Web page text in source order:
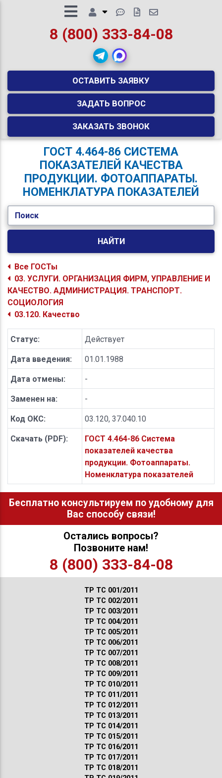
8 (800) 333-84-08
ОСТАВИТЬ ЗАЯВКУ
ЗАДАТЬ ВОПРОС
ЗАКАЗАТЬ ЗВОНОК
ГОСТ 4.464-86 СИСТЕМА
ПОКАЗАТЕЛЕЙ КАЧЕСТВА
ПРОДУКЦИИ. ФОТОАППАРАТЫ.
НОМЕНКЛАТУРА ПОКАЗАТЕЛЕЙ
Поиск
НАЙТИ
Все ГОСТы
03. УСЛУГИ. ОРГАНИЗАЦИЯ ФИРМ, УПРАВЛЕНИЕ И
КАЧЕСТВО. АДМИНИСТРАЦИЯ. ТРАНСПОРТ.
СОЦИОЛОГИЯ
03.120. Качество
Статус: Действует
Дата введения: 01.01.1988
Дата отмены: -
Заменен на: -
Код ОКС: 03.120, 37.040.10
Скачать (PDF):
ГОСТ 4.464-86 Система
показателей качества
продукции. Фотоаппараты.
Номенклатура показателей
Бесплатно консультируем по удобному для
Вас способу связи!
Остались вопросы?
Позвоните нам!
8 (800) 333-84-08
ТР ТС 001/2011
ТР ТС 002/2011
ТР ТС 003/2011
ТР ТС 004/2011
ТР ТС 005/2011
ТР ТС 006/2011
ТР ТС 007/2011
ТР ТС 008/2011
ТР ТС 009/2011
ТР ТС 010/2011
ТР ТС 011/2011
ТР ТС 012/2011
ТР ТС 013/2011
ТР ТС 014/2011
ТР ТС 015/2011
ТР ТС 016/2011
ТР ТС 017/2011
ТР ТС 018/2011